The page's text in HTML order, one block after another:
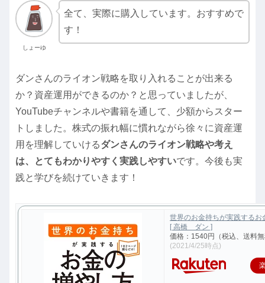
しょーゆ
全て、実際に購入しています。おすすめで
す！
ダンさんのライオン戦略を取り入れることが出来る
か？資産運用ができるのか？と思っていましたが、
YouTubeチャンネルや書籍を通して、少額からスター
トしました。株式の振れ幅に慣れながら徐々に資産運
用を理解していけるダンさんのライオン戦略や考え
は、とてもわかりやすく実践しやすいです。今後も実
践と学びを続けていきます！
世界のお金持ちが実践するお
[ 高橋 ダン ]
価格：1540円（税込、送料
(2021/4/25時点)